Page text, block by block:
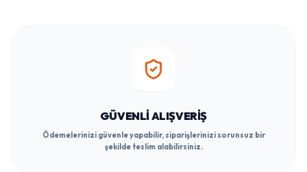
GÜVENLI ALIŞVERIŞ
Ödemelerinizi güvenle yapabilir, siparişlerinizi sorunsuz bir
şekilde teslim alabilirsiniz.